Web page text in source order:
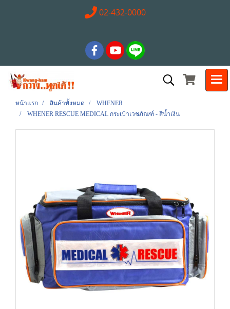
02-432-0000
หน้าแรก สินค้าทั้งหมด
WHENER
WHENER RESCUE MEDICAL กระเป๋าเวชภัณฑ์ - สีน้ำเงิน